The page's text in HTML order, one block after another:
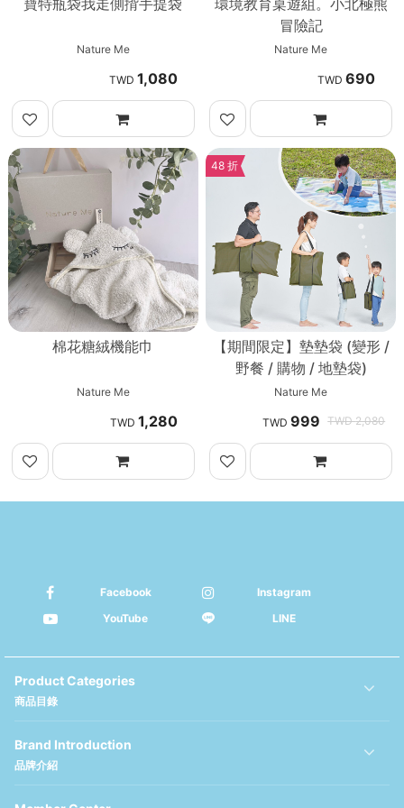
寶特瓶袋我走側揹手提袋
Nature Me
1,080
環境教育桌遊組。小北極熊
冒險記
Nature Me
690
棉花糖絨機能巾
Nature Me
1,280
48 折
【期間限定】墊墊袋 (變形 /
野餐 / 購物 / 地墊袋)
Nature Me
2,080
999
Facebook
Instagram
YouTube
LINE
Product Categories
商品目錄
Brand Introduction
品牌介紹